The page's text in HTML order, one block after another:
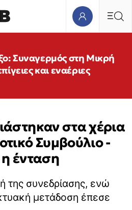
Συναγερμός στη Μικρή
και εναέριες
στα χέρια
Συμβούλιο -
ένταση
της συνεδρίασης, ενώ
μετάδοση έπεσε